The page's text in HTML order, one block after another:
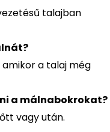
talajban
amikor a talaj még
a málnabokrokat?
vagy után.